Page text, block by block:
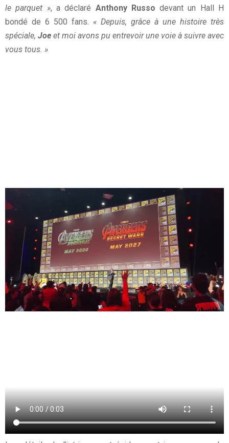
le parquet », a déclaré Anthony Russo devant un Hall H
bondé de 6 500 fans. « Depuis, grâce à une histoire très
spéciale, Joe et moi avons pu entrevoir une voie à suivre avec
vous tous. »